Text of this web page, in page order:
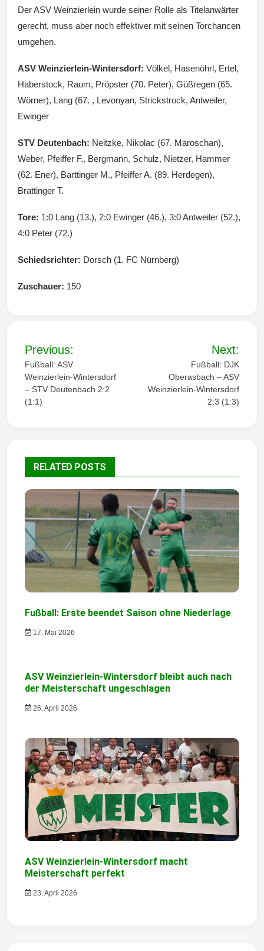
Der ASV Weinzierlein wurde seiner Rolle als Titelanwärter
gerecht, muss aber noch effektiver mit seinen Torchancen
umgehen.
ASV Weinzierlein-Wintersdorf: Völkel, Hasenöhrl, Ertel,
Haberstock, Raum, Pröpster (70. Peter), Güßregen (65.
Wörner), Lang (67. , Levonyan, Strickstrock, Antweiler,
Ewinger
STV Deutenbach: Neitzke, Nikolac (67. Maroschan),
Weber, Pfeiffer F., Bergmann, Schulz, Nietzer, Hammer
(62. Ener), Barttinger M., Pfeiffer A. (89. Herdegen),
Brattinger T.
Tore: 1:0 Lang (13.), 2:0 Ewinger (46.), 3:0 Antweiler (52.),
4:0 Peter (72.)
Schiedsrichter: Dorsch (1. FC Nürnberg)
Zuschauer: 150
B
e
i
t
a
g
s
n
a
v
i
g
a
i
o
Previous:
Fußball: ASV
Weinzierlein-Wintersdorf
– STV Deutenbach 2:2
(1:1)
Next:
Fußball: DJK
Oberasbach – ASV
Weinzierlein-Wintersdorf
2:3 (1:3)
RELATED POSTS
Fußball: Erste beendet Saison ohne Niederlage
17. Mai 2026
ASV Weinzierlein-Wintersdorf bleibt auch nach
der Meisterschaft ungeschlagen
26. April 2026
ASV Weinzierlein-Wintersdorf macht
Meisterschaft perfekt
23. April 2026